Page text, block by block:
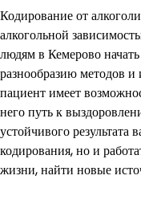
Кодирование от
алкогольной
людям в Кемерово
разнообразию методов
пациент имеет
него путь к
устойчивого
кодирования, но и
жизни, найти новые